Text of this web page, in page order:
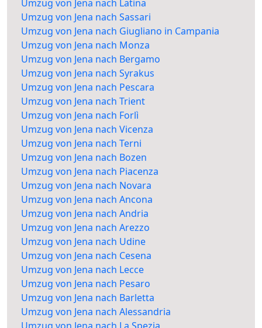
Umzug von Jena nach Latina
Umzug von Jena nach Sassari
Umzug von Jena nach Giugliano in Campania
Umzug von Jena nach Monza
Umzug von Jena nach Bergamo
Umzug von Jena nach Syrakus
Umzug von Jena nach Pescara
Umzug von Jena nach Trient
Umzug von Jena nach Forlì
Umzug von Jena nach Vicenza
Umzug von Jena nach Terni
Umzug von Jena nach Bozen
Umzug von Jena nach Piacenza
Umzug von Jena nach Novara
Umzug von Jena nach Ancona
Umzug von Jena nach Andria
Umzug von Jena nach Arezzo
Umzug von Jena nach Udine
Umzug von Jena nach Cesena
Umzug von Jena nach Lecce
Umzug von Jena nach Pesaro
Umzug von Jena nach Barletta
Umzug von Jena nach Alessandria